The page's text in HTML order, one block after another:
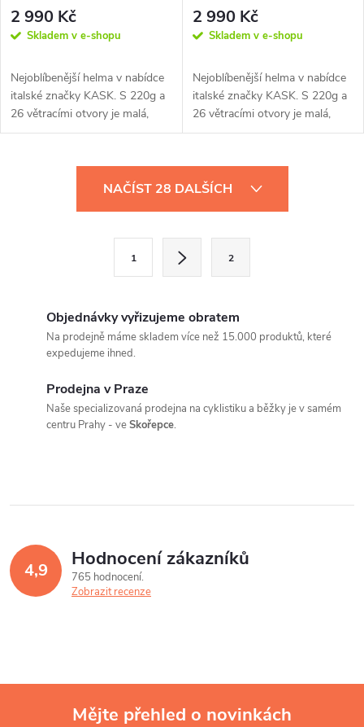
2 990 Kč
Skladem v e-shopu
Nejoblíbenější helma v nabídce
italské značky KASK. S 220g a
26 větracími otvory je malá,
lehká a agresivní. Díky...
2 990 Kč
Skladem v e-shopu
Nejoblíbenější helma v nabídce
italské značky KASK. S 220g a
26 větracími otvory je malá,
lehká a agresivní. Díky...
v
k
y
NAČÍST 28 DALŠÍCH
1 2
Objednávky vyřizujeme obratem
Na prodejně máme skladem více než 15.000 produktů, které
expedujeme ihned.
Prodejna v Praze
Naše specializovaná prodejna na cyklistiku a běžky je v samém
centru Prahy - veSkořepce.
4,9 Hodnocení zákazníků
765 hodnocení
Zobrazit recenze
Mějte přehled o novinkách